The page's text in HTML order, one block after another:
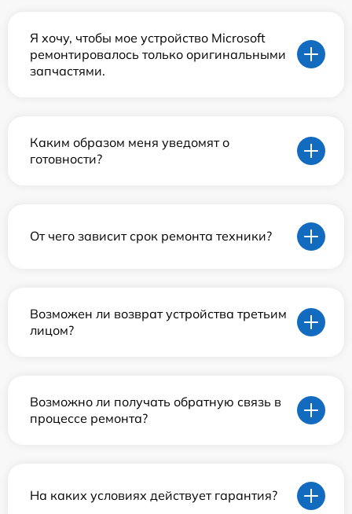
Я хочу, чтобы мое устройство Microsoft
ремонтировалось только оригинальными
запчастями.
Каким образом меня уведомят о
готовности?
От чего зависит срок ремонта техники?
Возможен ли возврат устройства третьим
лицом?
Возможно ли получать обратную связь в
процессе ремонта?
На каких условиях действует гарантия?